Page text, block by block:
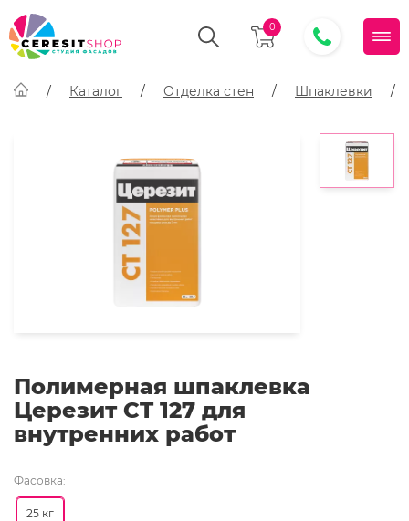
0
Каталог Отделка стен Шпаклевки
Полимерная шпаклевка
Церезит CT 127 для
внутренних работ
Фасовка:
25 кг